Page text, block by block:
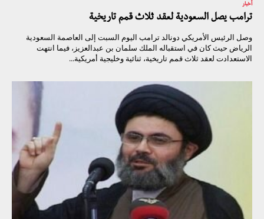
أخبار
ترامب يصل السعودية لعقد ثلاث قمم تاريخية
وصل الرئيس الأمريكي دونالد ترامب اليوم السبت إلى العاصمة السعودية
الرياض حيث كان في استقباله الملك سلمان بن عبدالعزيز، فيما انتهت
الاستعدادت لعقد ثلاث قمم تاريخية، ثنائية وخليجية أمريكية...